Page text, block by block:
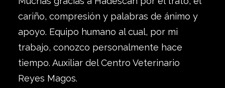
cariño, compresión y palabras de ánimo y
apoyo. Equipo humano al cual, por mi
trabajo, conozco personalmente hace
tiempo. Auxiliar del Centro Veterinario
Reyes Magos.